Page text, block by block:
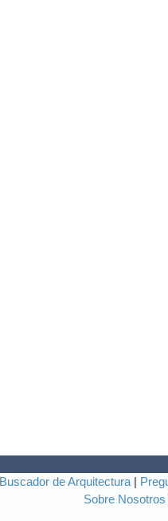
Buscador de Arquitectura
Sobre Nosotros